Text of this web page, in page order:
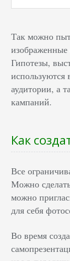
Так можно
изображенные
Гипотезы,
используются
аудитории, а
кампаний.
Как
Все
Можно
можно
для себя
Во время